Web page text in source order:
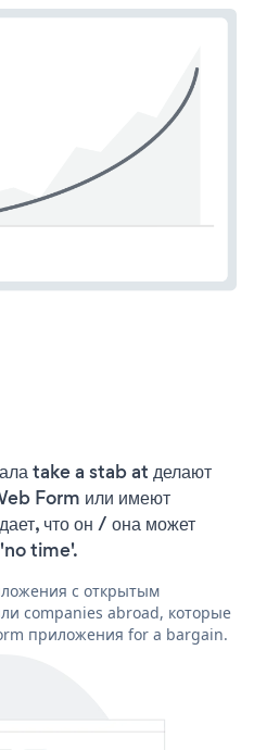
take a stab at делают
Form или имеют
что он / она может
time'.
с открытым
companies abroad, которые
приложения for a bargain.